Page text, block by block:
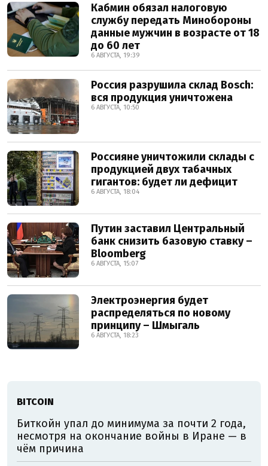
Кабмин обязал налоговую
службу передать Минобороны
данные мужчин в возрасте от 18
до 60 лет
6 АВГУСТА, 19:39
Россия разрушила склад Bosch:
вся продукция уничтожена
6 АВГУСТА, 10:50
Россияне уничтожили склады с
продукцией двух табачных
гигантов: будет ли дефицит
6 АВГУСТА, 18:04
Путин заставил Центральный
банк снизить базовую ставку –
Bloomberg
6 АВГУСТА, 15:07
Электроэнергия будет
распределяться по новому
принципу – Шмыгаль
6 АВГУСТА, 18:23
BITCOIN
Биткойн упал до минимума за почти 2 года,
несмотря на окончание войны в Иране — в
чём причина